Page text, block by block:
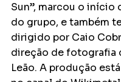
Sun”, marcou o início
do grupo, e também
dirigido por Caio
direção de fotografia
Leão. A produção